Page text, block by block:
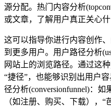
源分配。热门内容分析
或文章，了解用户真正关心什
这可以指导你进行内容创作
到更多用户。用户路径分析
网站上的浏览路径。通过这
“捷径”，也能够识别出用户
径分析(conversionfunnel)：
（如注册、购买、下载），